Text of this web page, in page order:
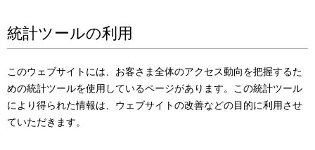
統計ツールの利用
このウェブサイトには、お客さま全体のアクセス動向を把握するた
めの統計ツールを使用しているページがあります。この統計ツール
により得られた情報は、ウェブサイトの改善などの目的に利用させ
ていただきます。